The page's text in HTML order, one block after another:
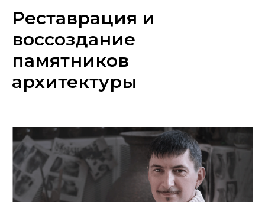
Реставрация и
воссоздание
памятников
архитектуры